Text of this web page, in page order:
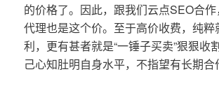
的价格了。因此，跟我们云点SEO合作
代理也是这个价。至于高价收费，纯粹
利，更有甚者就是“一锤子买卖”狠狠收
己心知肚明自身水平，不指望有长期合